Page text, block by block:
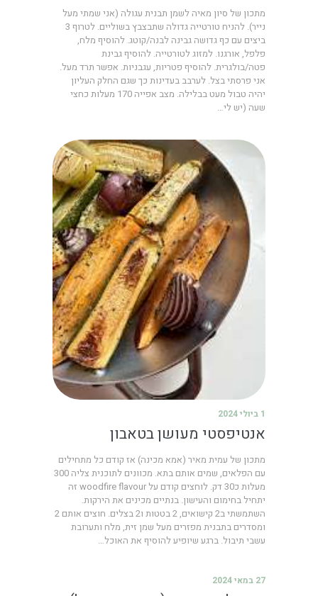
מתכון של סיון מאיה לשמן תבנית עגולה (אני שמתי מעל
נייר). להניח טורטייה גדולה שתבצבץ בשוליים. לטרוף 3
ביצים עם כף גדושה גבינה לבנה/קוטג. להוסיף מלח,
פלפל, אורגנו. למזוג לטורטייה. להוסיף גבינת
פטה/בולגרית. להוסיף פטריות, עגבניות. אפשר תרד מעל.
אני פרסתי בצל. לערבב בעדינות כך שגם החלק העליון
יהיה טבול מעט בבלילה. מצב אפייה 170 מעלות כחצי
שעה (יש לי…
1 ביולי 2024
אנטיפסטי מעושן בטאבון
מתכון של עמית מאיר (אמא מכינה) אז קודם כל מתחילים
עם הפלאים, שמים אותם בתא. מכוונים לתוכנית צליה 300
מעלות כ30 דק. לוחצים קודם על woodfire flavour זה
יתחיל בחימום והעישון. בנתיים מכינים את הירקות.
השתמשתי ב2 קישואים, 2 בטטות ו2 בצלים. חוצים אותם 2
ומסדרים בתבנית מפזרים מעל שמן זית, מלח ותערובת
עשבי תיבול. ברגע שיופיע להוסיף את האוכל…
27 במאי 2024